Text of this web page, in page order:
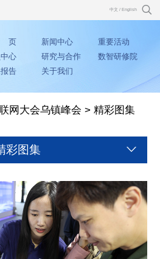
中文 / English
页 新闻中心
重要活动
心
研究与合作
数智研修院
告
关于我们
网大会乌镇峰会 >精彩图集
彩图集